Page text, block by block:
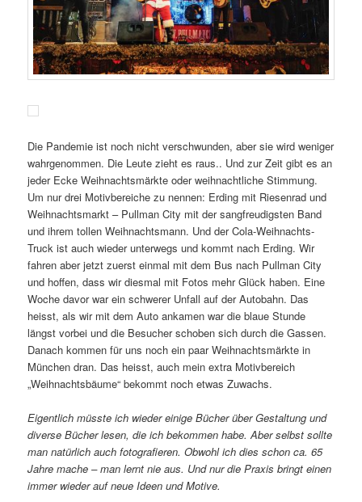
Die Pandemie ist noch nicht verschwunden, aber sie wird weniger
wahrgenommen. Die Leute zieht es raus.. Und zur Zeit gibt es an
jeder Ecke Weihnachtsmärkte oder weihnachtliche Stimmung.
Um nur drei Motivbereiche zu nennen: Erding mit Riesenrad und
Weihnachtsmarkt – Pullman City mit der sangfreudigsten Band
und ihrem tollen Weihnachtsmann. Und der Cola-Weihnachts-
Truck ist auch wieder unterwegs und kommt nach Erding. Wir
fahren aber jetzt zuerst einmal mit dem Bus nach Pullman City
und hoffen, dass wir diesmal mit Fotos mehr Glück haben. Eine
Woche davor war ein schwerer Unfall auf der Autobahn. Das
heisst, als wir mit dem Auto ankamen war die blaue Stunde
längst vorbei und die Besucher schoben sich durch die Gassen.
Danach kommen für uns noch ein paar Weihnachtsmärkte in
München dran. Das heisst, auch mein extra Motivbereich
„Weihnachtsbäume“ bekommt noch etwas Zuwachs.
Eigentlich müsste ich wieder einige Bücher über Gestaltung und
diverse Bücher lesen, die ich bekommen habe. Aber selbst sollte
man natürlich auch fotografieren. Obwohl ich dies schon ca. 65
Jahre mache – man lernt nie aus. Und nur die Praxis bringt einen
immer wieder auf neue Ideen und Motive.